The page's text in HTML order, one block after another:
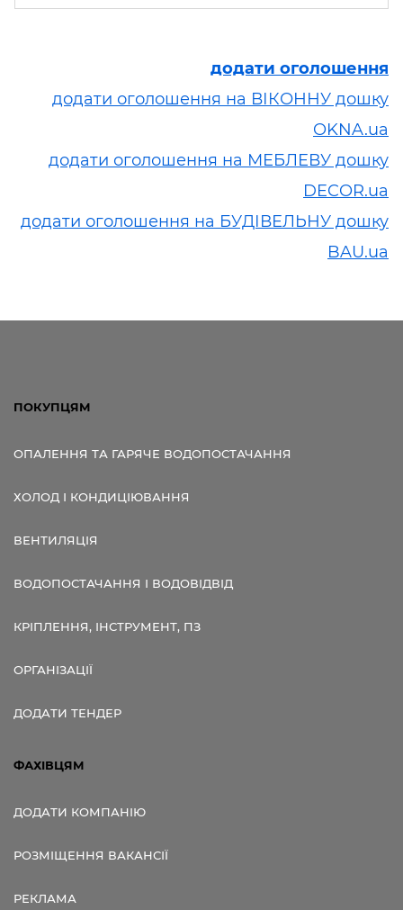
додати оголошення
додати оголошення на ВІКОННУ дошку
OKNA.ua
додати оголошення на МЕБЛЕВУ дошку
DECOR.ua
додати оголошення на БУДІВЕЛЬНУ дошку
BAU.ua
ПОКУПЦЯМ
ОПАЛЕННЯ ТА ГАРЯЧЕ ВОДОПОСТАЧАННЯ
ХОЛОД І КОНДИЦІЮВАННЯ
ВЕНТИЛЯЦІЯ
ВОДОПОСТАЧАННЯ І ВОДОВІДВІД
КРІПЛЕННЯ, ІНСТРУМЕНТ, ПЗ
ОРГАНІЗАЦІЇ
ДОДАТИ ТЕНДЕР
ФАХІВЦЯМ
ДОДАТИ КОМПАНІЮ
РОЗМІЩЕННЯ ВАКАНСІЇ
РЕКЛАМА